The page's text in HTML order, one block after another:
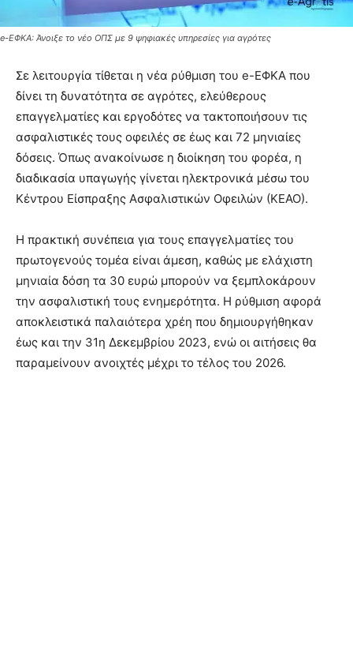
e-ΕΦΚΑ: Άνοιξε το νέο ΟΠΣ με 9 ψηφιακές υπηρεσίες για αγρότες
Σε λειτουργία τίθεται η νέα ρύθμιση του e-ΕΦΚΑ που
δίνει τη δυνατότητα σε αγρότες, ελεύθερους
επαγγελματίες και εργοδότες να τακτοποιήσουν τις
ασφαλιστικές τους οφειλές σε έως και 72 μηνιαίες
δόσεις. Όπως ανακοίνωσε η διοίκηση του φορέα, η
διαδικασία υπαγωγής γίνεται ηλεκτρονικά μέσω του
Κέντρου Είσπραξης Ασφαλιστικών Οφειλών (ΚΕΑΟ).
Η πρακτική συνέπεια για τους επαγγελματίες του
πρωτογενούς τομέα είναι άμεση, καθώς με ελάχιστη
μηνιαία δόση τα 30 ευρώ μπορούν να ξεμπλοκάρουν
την ασφαλιστική τους ενημερότητα. Η ρύθμιση αφορά
αποκλειστικά παλαιότερα χρέη που δημιουργήθηκαν
έως και την 31η Δεκεμβρίου 2023, ενώ οι αιτήσεις θα
παραμείνουν ανοιχτές μέχρι το τέλος του 2026.